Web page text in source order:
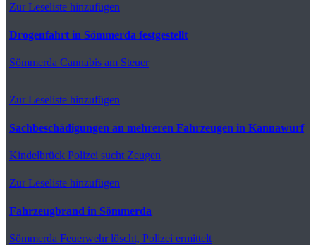
Zur Leseliste hinzufügen
Drogenfahrt in Sömmerda festgestellt
Sömmerda Cannabis am Steuer
Zur Leseliste hinzufügen
Sachbeschädigungen an mehreren Fahrzeugen in Kannawurf
Kindelbrück Polizei sucht Zeugen
Zur Leseliste hinzufügen
Fahrzeugbrand in Sömmerda
Sömmerda Feuerwehr löscht, Polizei ermittelt